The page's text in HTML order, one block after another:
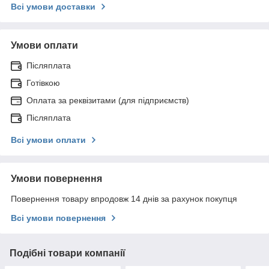
Всі умови доставки
Умови оплати
Післяплата
Готівкою
Оплата за реквізитами (для підприємств)
Післяплата
Всі умови оплати
Умови повернення
Повернення товару впродовж 14 днів за рахунок покупця
Всі умови повернення
Подібні товари компанії